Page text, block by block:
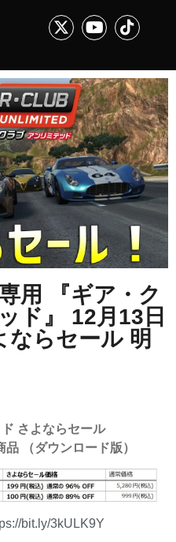
用 『ギア・ク
ド』 12月13日
ならセール 明
さよならセール
品 （ダウンロード版）
bit.ly/3kULK9Y